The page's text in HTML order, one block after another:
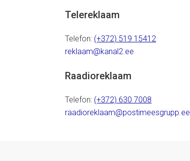
Telereklaam
Telefon: (+372) 519 15412
reklaam@kanal2.ee
Raadioreklaam
Telefon: (+372) 630 7008
raadioreklaam@postimeesgrupp.ee